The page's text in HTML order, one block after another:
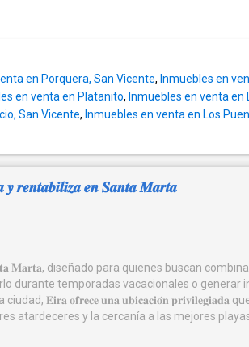
generosas mayores a 5.000 mt2. Un
e iremos a conocer esta excelente
Sale of charming country estate house in a closed
2 minutes from the Medellín Bogotá
the price is reasonable for being a
airport, 20 minutes from the eastern tunnel, 30
opportunity, do not hesitate to call
en Porquera, San Vicente, Inmuebles en
en venta en Platanito, Inmuebles en venta en
San Vicente, Inmuebles en venta en Los
𝒆𝒏 𝑺𝒂𝒏𝒕𝒂 𝑴𝒂𝒓𝒕𝒂
𝐒𝐚𝐧𝐭𝐚 𝐌𝐚𝐫𝐭𝐚, diseñado para quienes buscan
temporadas vacacionales o generar
𝐄𝐢𝐫𝐚 𝐨𝐟𝐫𝐞𝐜𝐞 𝐮𝐧𝐚 𝐮𝐛𝐢𝐜𝐚𝐜𝐢𝐨́𝐧 𝐩𝐫𝐢𝐯𝐢𝐥𝐞𝐠𝐢𝐚𝐝𝐚 que
la ciudad. Además, estarás conectado con la Marina Internacional de Santa Marta, un
Su cercanía al Centro Histórico te permitirá disfrutar de la riqueza cultural,